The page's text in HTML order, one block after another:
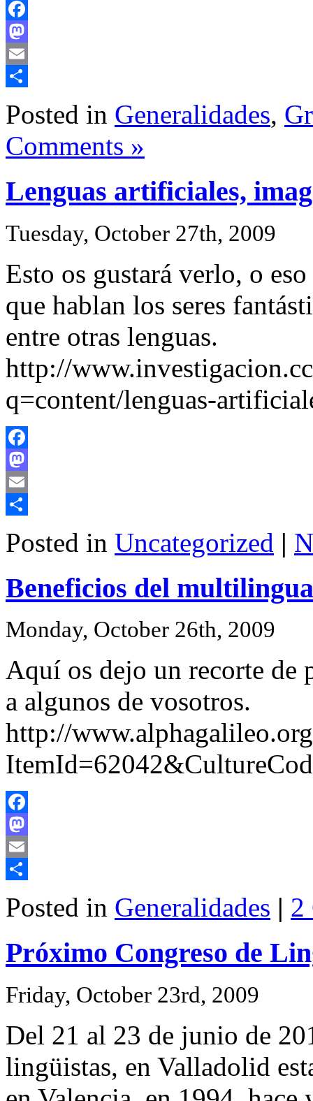
Facebook
Mastodon
Email
Posted in Generalidades,
Comments »
Lenguas artificiales,
Tuesday, October 27th, 2009
Esto os gustará verlo, o
que hablan los seres
entre otras lenguas.
http://
q=content/lenguas-
Facebook
Mastodon
Email
Posted in Uncategorized |
Beneficios del
Monday, October 26th, 2009
Aquí os dejo un recorte de
a algunos de vosotros.
http://
Facebook
Mastodon
Email
Posted in Generalidades | 2
Próximo Congreso de
Friday, October 23rd, 2009
Del 21 al 23 de junio de
lingüistas, en Valladolid